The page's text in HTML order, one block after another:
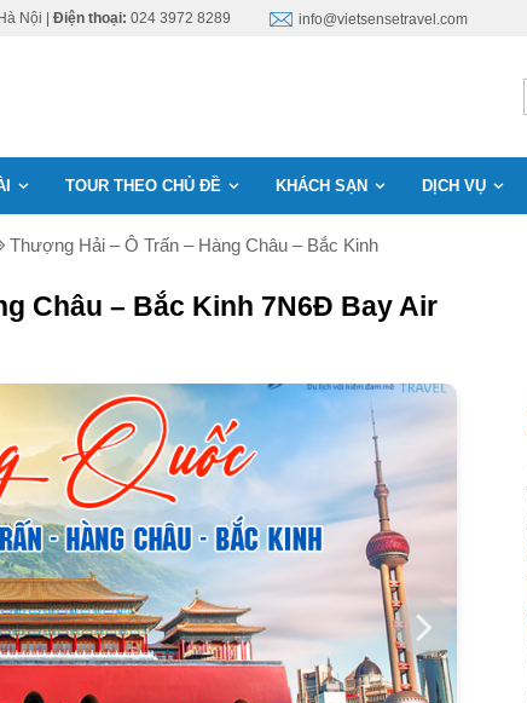
Nội | Điện thoại: 024 3972 8289 info@vietsensetravel.com
TOUR THEO CHỦ ĐỀ KHÁCH SẠN DỊCH VỤ
Thượng Hải – Ô Trấn – Hàng Châu – Bắc Kinh
Châu – Bắc Kinh 7N6Đ Bay Air